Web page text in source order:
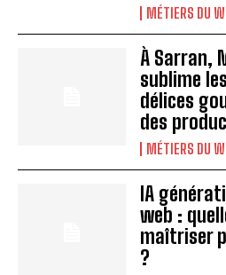
MÉTIERS DU
À Sarran,
sublime
délices
des
MÉTIERS DU
IA
web :
maîtriser
?